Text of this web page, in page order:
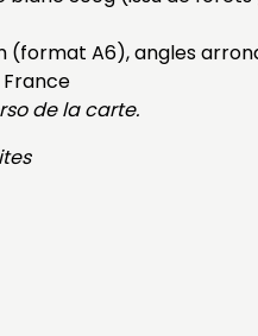
(format A6), angles
de la carte.